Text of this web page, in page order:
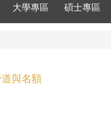
大學專區 碩士專區
道與名額